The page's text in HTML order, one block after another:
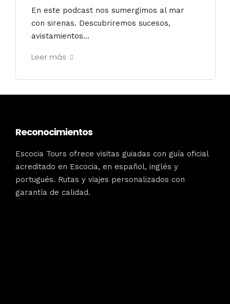
En este podcast nos sumergimos al mar
con sirenas. Descubriremos sucesos,
avistamientos...
Leer más
Reconocimientos
Escocia Tours ofrece visitas guiadas con guía oficial
acreditado en Escocia, en español, inglés y
portugués. Rutas y viajes personalizados con
garantía de calidad.